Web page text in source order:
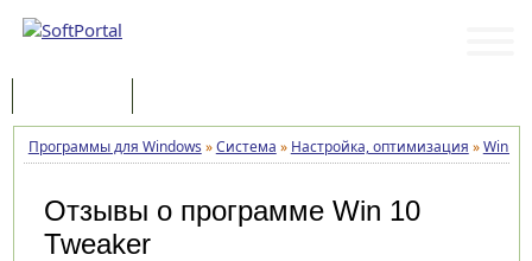
Программы для Windows »Система » Настройка, оптимизация »Win
Отзывы о программе Win 10
Tweaker